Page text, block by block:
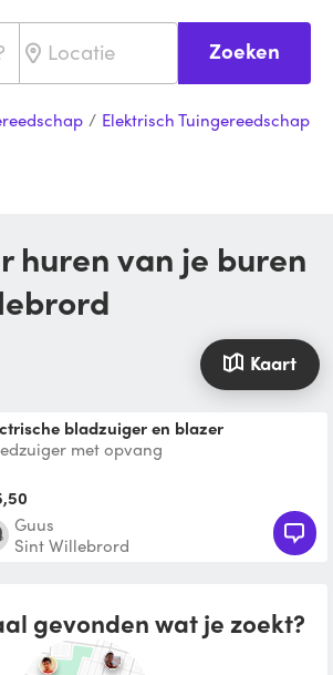
Zoeken
/ Elektrisch Tuingereedschap
Kaart
bladzuiger en blazer
met opvang
Guus
Sint Willebrord
gevonden wat je zoekt?